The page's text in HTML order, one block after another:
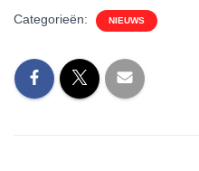
Categorieën: NIEUWS